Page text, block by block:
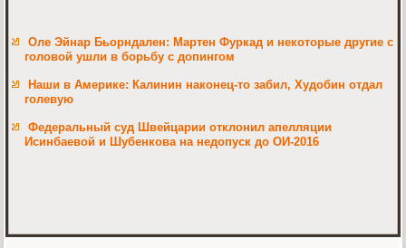
Оле Эйнар Бьорндален: Мартен Фуркад и некоторые другие с
головой ушли в борьбу с допингом
Наши в Америке: Калинин наконец-то забил, Худобин отдал
голевую
Федеральный суд Швейцарии отклонил апелляции
Исинбаевой и Шубенкова на недопуск до ОИ-2016